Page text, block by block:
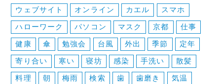
ン
ウェブサイト
オンライン カエル
スマホ
ハローワーク
パソコン マスク 京都
仕事
健康
傘 勉強会 台風 外出 季節
定年
寄り合い
寒い 寝坊 感染 手洗い
散髪
料理
朝 梅雨 検索 歯 歯磨き
気温